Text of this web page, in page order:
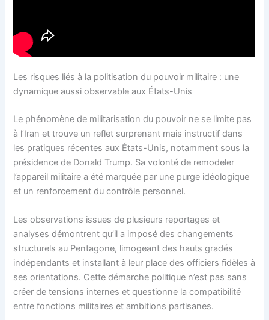
Les risques liés à la politisation du pouvoir militaire : une
dynamique aussi observable aux États-Unis
Le phénomène de militarisation du pouvoir ne se limite pas
à l’Iran et trouve un reflet surprenant mais instructif dans
les pratiques récentes aux États-Unis, notamment sous la
présidence de Donald Trump. Sa volonté de remodeler
l’appareil militaire a été marquée par une purge idéologique
et un renforcement du contrôle personnel.
Les observations issues de plusieurs reportages et
analyses démontrent qu’il a imposé des changements
structurels au Pentagone, limogeant des hauts gradés
indépendants et installant à leur place des officiers fidèles à
ses orientations. Cette démarche politique n’est pas sans
créer de tensions internes et questionne la compatibilité
entre fonctions militaires et ambitions partisanes.